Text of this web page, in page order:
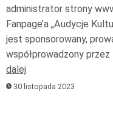
administrator strony
Fanpage’a „Audycje
jest sponsorowany,
współprowadzony
dalej
30 listopada 2023